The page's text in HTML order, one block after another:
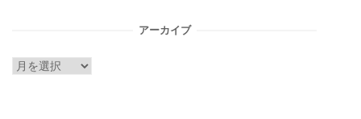
アーカイブ
ア